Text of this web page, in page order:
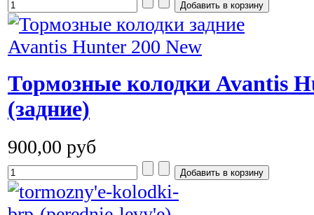
Тормозные колодки Avantis
(задние)
900,00 руб